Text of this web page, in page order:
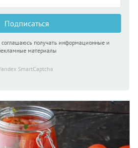
Подписаться
получать информационные и
материалы
SmartCaptcha